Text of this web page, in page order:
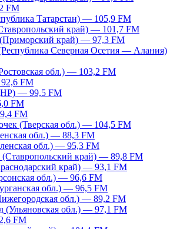
FM
Татарстан) — 105,9 FM
край) — 101,7 FM
край) — 97,3 FM
Северная Осетия — Алания)
обл.) — 103,2 FM
FM
— 99,5 FM
FM
FM
(Тверская обл.) — 104,5 FM
обл.) — 88,3 FM
обл.) — 95,3 FM
(Ставропольский край) — 89,8 FM
край) — 93,1 FM
обл.) — 96,6 FM
обл.) — 96,5 FM
обл.) — 89,2 FM
(Ульяновская обл.) — 97,1 FM
FM